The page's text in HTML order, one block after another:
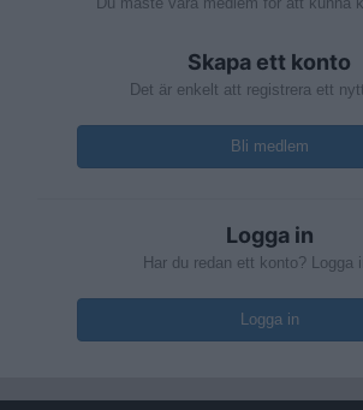
Skapa ett konto
Det är enkelt att registrera ett
Bli medlem
Logga in
Har du redan ett konto? Logga
Logga in